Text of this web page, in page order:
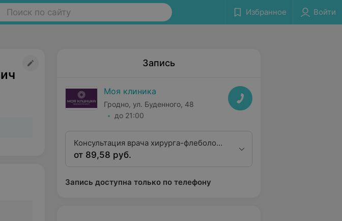
Поиск по сайту Избранное Войти
Запись
Моя клиника
Гродно, ул. Буденного, 48
до 21:00
Консультация врача хирурга-флеболога
(высшая квалификационная категория)
от 89,58 руб.
Запись доступна только по телефону